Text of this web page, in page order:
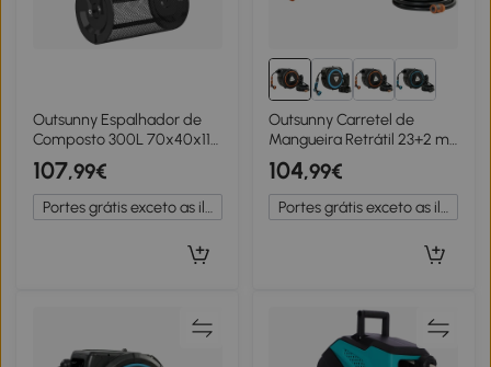
Outsunny Espalhador de
Composto 300L 70x40x112
cm Espalhador de Adubo
para Relvado com Guiador
Ajustável Cesto de Rede
Metálica Preto
107,99€
Portes grátis exceto as ilhas
Outsunny Carretel de
Mangueira Retrátil 23+2 m
com 12 Modos de
Pulverização Bloqueio
Automático Retração
Controlada Suporte
104,99€
Portes grátis exceto as ilhas